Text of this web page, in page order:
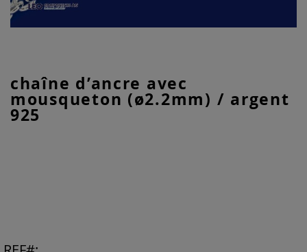
chaîne d’ancre avec
mousqueton (ø2.2mm) / argent
925
to
the
beginning
of